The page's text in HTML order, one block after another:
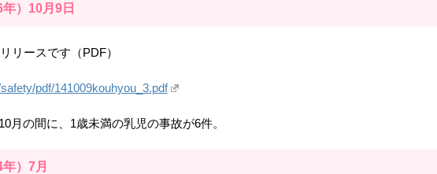
）10月9日
リースです（PDF）
pdf/141009kouhyou_3.pdf
月の間に、1歳未満の乳児の事故が6件。
）7月